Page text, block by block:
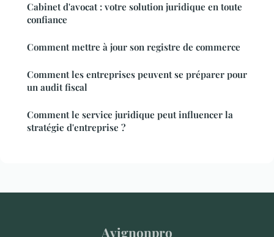
Cabinet d'avocat : votre solution juridique en toute
confiance
Comment mettre à jour son registre de commerce
Comment les entreprises peuvent se préparer pour
un audit fiscal
Comment le service juridique peut influencer la
stratégie d'entreprise ?
Avignonpro